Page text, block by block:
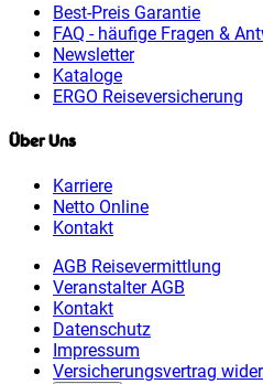
Best-Preis Garantie
FAQ - häufige Fragen &
Newsletter
Kataloge
ERGO Reiseversicherung
Über Uns
Karriere
Netto Online
Kontakt
AGB Reisevermittlung
Veranstalter AGB
Kontakt
Datenschutz
Impressum
Versicherungsvertrag